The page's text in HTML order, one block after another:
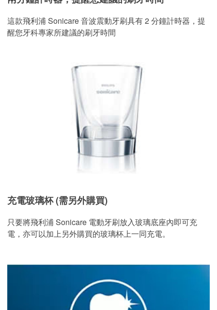
這款飛利浦 Sonicare 音波震動牙刷具有 2 分鐘計時器，提
醒您牙科專家所建議的刷牙時間
充電玻璃杯 (需另外購買)
只要將飛利浦 Sonicare 電動牙刷放入玻璃底座內即可充
電，亦可以加上另外購買的玻璃杯上一同充電。